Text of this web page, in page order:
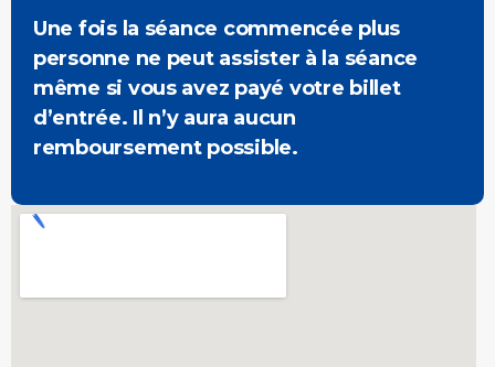
Une fois la séance commencée plus
personne ne peut assister à la séance
même si vous avez payé votre billet
d’entrée. Il n’y aura aucun
remboursement possible.